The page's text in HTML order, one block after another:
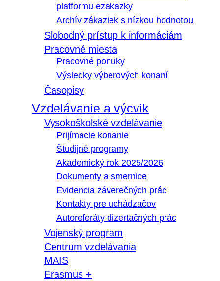
platformu ezakazky
Archív zákaziek s nízkou hodnotou
Slobodný prístup k informáciám
Pracovné miesta
Pracovné ponuky
Výsledky výberových konaní
Časopisy
Vzdelávanie a výcvik
Vysokoškolské vzdelávanie
Prijímacie konanie
Študijné programy
Akademický rok 2025/2026
Dokumenty a smernice
Evidencia záverečných prác
Kontakty pre uchádzačov
Autoreferáty dizertačných prác
Vojenský program
Centrum vzdelávania
MAIS
Erasmus +